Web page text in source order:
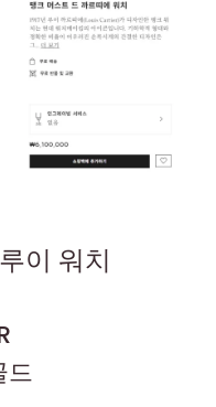
이 워치
드